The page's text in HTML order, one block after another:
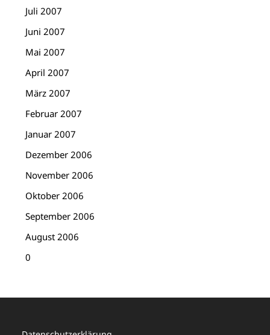
Juli 2007
Juni 2007
Mai 2007
April 2007
März 2007
Februar 2007
Januar 2007
Dezember 2006
November 2006
Oktober 2006
September 2006
August 2006
0